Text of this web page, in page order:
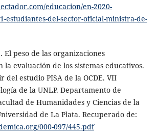
educacion/en-2020-
estudiantes-del-sector-oficial-ministra-de-
El peso de las organizaciones
la evaluación de los sistemas educativos.
del estudio PISA de la OCDE. VII
de la UNLP. Departamento de
de Humanidades y Ciencias de la
de La Plata. Recuperado de:
000-097/445.pdf